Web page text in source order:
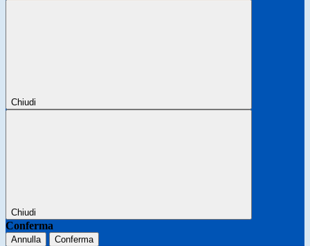
Chiudi
Chiudi
Conferma
Annulla Conferma